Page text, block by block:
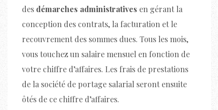
des démarches administratives en gérant la
conception des contrats, la facturation et le
recouvrement des sommes dues. Tous les mois,
vous touchez un salaire mensuel en fonction de
votre chiffre d’affaires. Les frais de prestations
de la société de portage salarial seront ensuite
ôtés de ce chiffre d’affaires.